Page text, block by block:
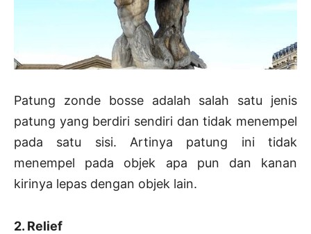
Patung zonde bosse adalah salah satu jenis
patung yang berdiri sendiri dan tidak menempel
pada satu sisi. Artinya patung ini tidak
menempel pada objek apa pun dan kanan
kirinya lepas dengan objek lain.
2. Relief